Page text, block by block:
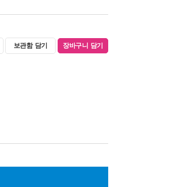
보관함 담기 장바구니 담기